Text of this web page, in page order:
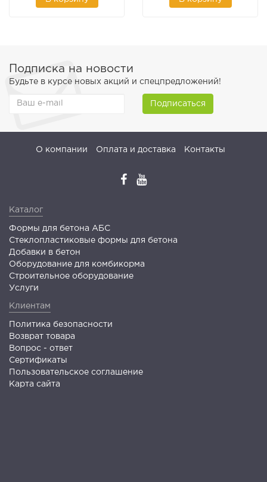
Подписка на новости
Будьте в курсе новых акций и спецпредложений!
Подписаться
О компании Оплата и доставка Контакты
Каталог
Формы для бетона АБС
Стеклопластиковые формы для бетона
Добавки в бетон
Оборудование для комбикорма
Строительное оборудование
Услуги
Клиентам
Политика безопасности
Возврат товара
Вопрос - ответ
Сертификаты
Пользовательское соглашение
Карта сайта